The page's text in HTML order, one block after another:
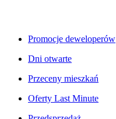
Promocje deweloperów
Dni otwarte
Przeceny mieszkań
Oferty Last Minute